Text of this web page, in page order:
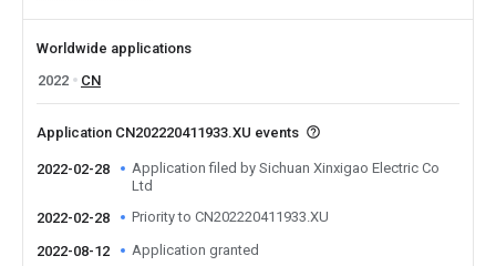
Worldwide applications
2022
CN
Application CN202220411933.XU events
2022-02-28
Application filed by Sichuan Xinxigao Electric Co
Ltd
2022-02-28
Priority to CN202220411933.XU
2022-08-12 Application granted